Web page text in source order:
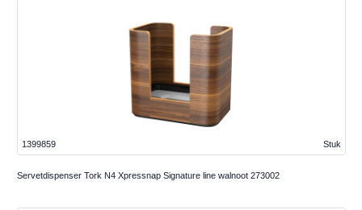
Stuk
1399859
Servetdispenser Tork N4 Xpressnap Signature line walnoot 273002